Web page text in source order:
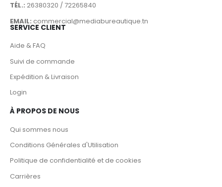
TÉL.: 26380320 / 72265840
EMAIL: commercial@mediabureautique.tn
SERVICE CLIENT
Aide & FAQ
Suivi de commande
Expédition & Livraison
Login
À PROPOS DE NOUS
Qui sommes nous
Conditions Générales d'Utilisation
Politique de confidentialité et de cookies
Carrières